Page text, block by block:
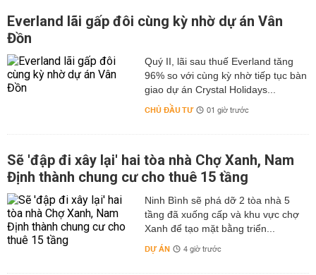
Everland lãi gấp đôi cùng kỳ nhờ dự án Vân
Đồn
Quý II, lãi sau thuế Everland tăng
96% so với cùng kỳ nhờ tiếp tục bàn
giao dự án Crystal Holidays...
CHỦ ĐẦU TƯ 01 giờ trước
Sẽ 'đập đi xây lại' hai tòa nhà Chợ Xanh, Nam
Định thành chung cư cho thuê 15 tầng
Ninh Bình sẽ phá dỡ 2 tòa nhà 5
tầng đã xuống cấp và khu vực chợ
Xanh để tạo mặt bằng triển...
DỰ ÁN 4 giờ trước